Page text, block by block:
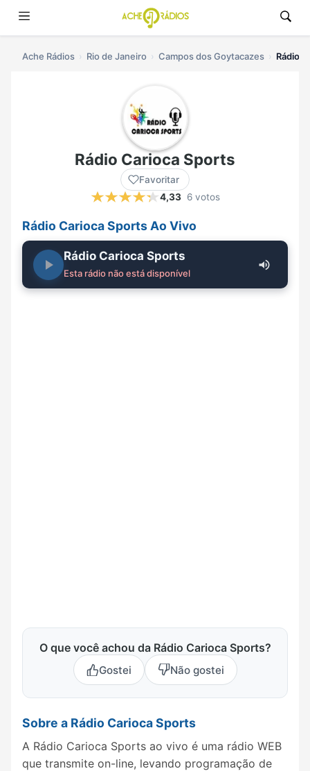
Ache Rádios Rio de Janeiro Campos dos Goytacazes Rádio
Rádio Carioca Sports
Favoritar
4,33 6 votos
Rádio Carioca Sports Ao Vivo
Rádio Carioca Sports
Esta rádio não está disponível
O que você achou da Rádio Carioca Sports?
Gostei Não gostei
Sobre a Rádio Carioca Sports
A Rádio Carioca Sports ao vivo é uma rádio WEB
que transmite on-line, levando programação de